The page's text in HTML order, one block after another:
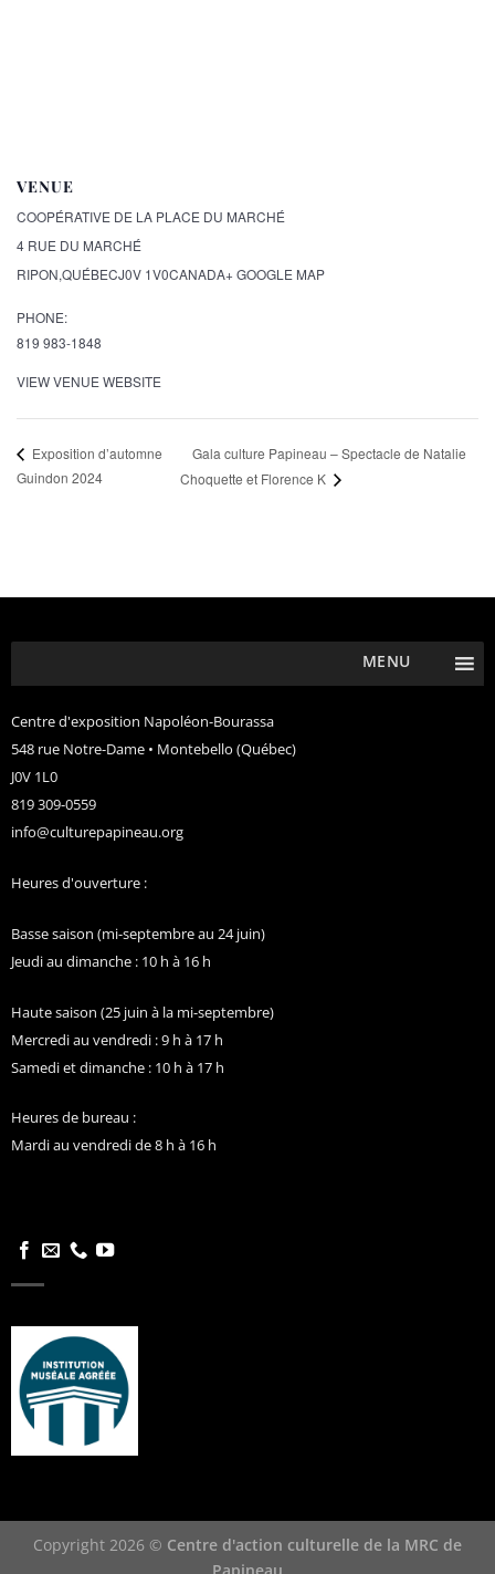
VENUE
COOPÉRATIVE DE LA PLACE DU MARCHÉ
4 RUE DU MARCHÉ
RIPON,QUÉBECJ0V 1V0CANADA+ GOOGLE MAP
PHONE:
819 983-1848
VIEW VENUE WEBSITE
Exposition d’automne
Guindon 2024
Gala culture Papineau – Spectacle de Natalie
Choquette et Florence K
MENU
Centre d'exposition Napoléon-Bourassa
548 rue Notre-Dame • Montebello (Québec)
J0V 1L0
819 309-0559
info@culturepapineau.org
Heures d'ouverture :
Basse saison (mi-septembre au 24 juin)
Jeudi au dimanche : 10 h à 16 h
Haute saison (25 juin à la mi-septembre)
Mercredi au vendredi : 9 h à 17 h
Samedi et dimanche : 10 h à 17 h
Heures de bureau :
Mardi au vendredi de 8 h à 16 h
Copyright 2026 © Centre d'action culturelle de la MRC de